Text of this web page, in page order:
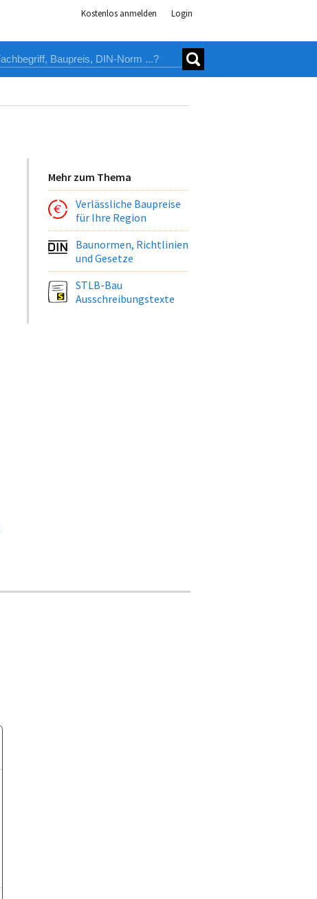
Kostenlos anmelden Login
Mehr zum Thema
Verlässliche Baupreise
für Ihre Region
Baunormen, Richtlinien
und Gesetze
STLB-Bau
Ausschreibungstexte